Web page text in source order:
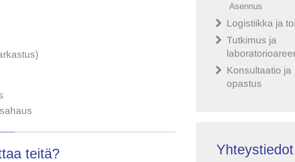
teitä?
Asennus
Logistiikka ja
Tutkimus ja
Konsultaatio ja
opastus
Yhteystiedot